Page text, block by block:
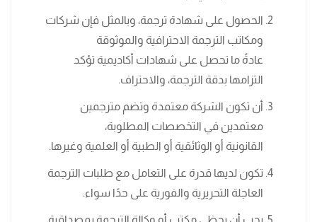
الحصول على شهادة ترجمة، وبالمثل فإن شركات
ومكاتب الترجمة الاحترافية والموثوقة
عادةً ما تحصل على شهادات أكاديمية تؤكد
التزامها بدقة الترجمة، والاحتراف.
أن تكون الشركة معتمدة وتضم مترجمين
معتمدين في التخصصات المطلوبة،
القانونية أو الوثائقية أو الطبية أو العلمية وغيرها.
تكون لديها قدرة على التعامل مع طلبات الترجمة
العاجلة التحريرية والفورية على حدًا سواء.
يجب أن يحظى مكتب أو وكالة الترجمة بمصداقية